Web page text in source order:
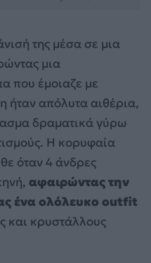
της μέσα σε μια
μια
που έμοιαζε με
ήταν απόλυτα αιθέρια,
δραματικά γύρω
Η κορυφαία
όταν 4 άνδρες
αφαιρώντας την
ένα ολόλευκο outfit
και κρυστάλλους